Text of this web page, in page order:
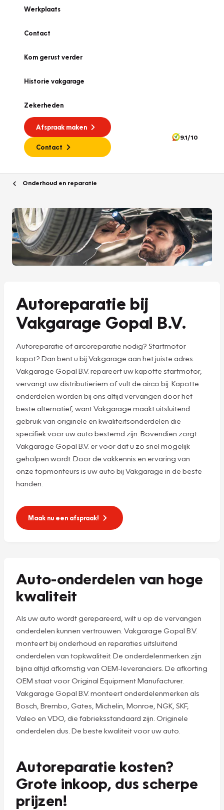
Werkplaats
Contact
Kom gerust verder
Historie vakgarage
Zekerheden
Afspraak maken
Contact
9.1/10
Onderhoud en reparatie
Autoreparatie bij
Vakgarage Gopal B.V.
Autoreparatie of aircoreparatie nodig? Startmotor
kapot? Dan bent u bij Vakgarage aan het juiste adres.
Vakgarage Gopal B.V. repareert uw kapotte startmotor,
vervangt uw distributieriem of vult de airco bij. Kapotte
onderdelen worden bij ons altijd vervangen door het
beste alternatief, want Vakgarage maakt uitsluitend
gebruik van originele en kwaliteitsonderdelen die
specifiek voor uw auto bestemd zijn. Bovendien zorgt
Vakgarage Gopal B.V. er voor dat u zo snel mogelijk
geholpen wordt. Door de vakkennis en ervaring van
onze topmonteurs is uw auto bij Vakgarage in de beste
handen.
Maak nu een afspraak!
Auto-onderdelen van hoge
kwaliteit
Als uw auto wordt gerepareerd, wilt u op de vervangen
onderdelen kunnen vertrouwen. Vakgarage Gopal B.V.
monteert bij onderhoud en reparaties uitsluitend
onderdelen van topkwaliteit. De onderdelenmerken zijn
bijna altijd afkomstig van OEM-leveranciers. De afkorting
OEM staat voor Original Equipment Manufacturer.
Vakgarage Gopal B.V. monteert onderdelenmerken als
Bosch, Brembo, Gates, Michelin, Monroe, NGK, SKF,
Valeo en VDO, die fabrieksstandaard zijn. Originele
onderdelen dus. De beste kwaliteit voor uw auto.
Autoreparatie kosten?
Grote inkoop, dus scherpe
prijzen!